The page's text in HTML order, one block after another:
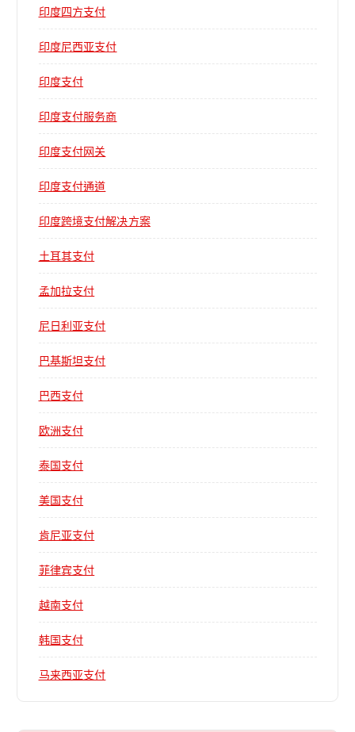
印度四方支付
印度尼西亚支付
印度支付
印度支付服务商
印度支付网关
印度支付通道
印度跨境支付解决方案
土耳其支付
孟加拉支付
尼日利亚支付
巴基斯坦支付
巴西支付
欧洲支付
泰国支付
美国支付
肯尼亚支付
菲律宾支付
越南支付
韩国支付
马来西亚支付